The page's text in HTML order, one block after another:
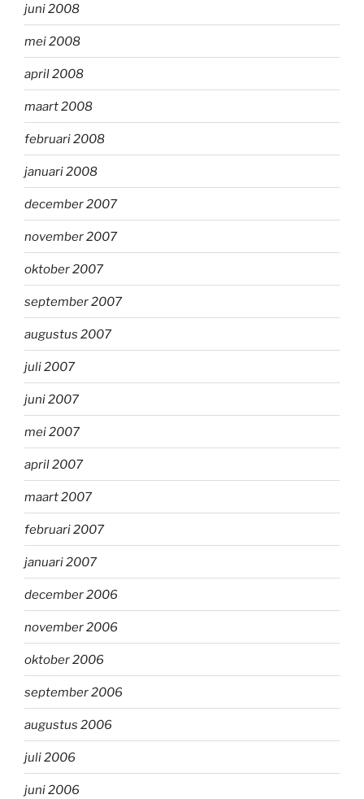
juni 2008
mei 2008
april 2008
maart 2008
februari 2008
januari 2008
december 2007
november 2007
oktober 2007
september 2007
augustus 2007
juli 2007
juni 2007
mei 2007
april 2007
maart 2007
februari 2007
januari 2007
december 2006
november 2006
oktober 2006
september 2006
augustus 2006
juli 2006
juni 2006